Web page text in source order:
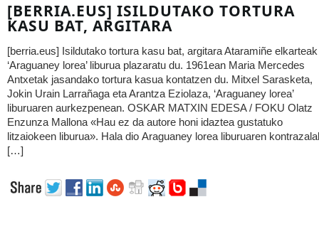
[BERRIA.EUS] ISILDUTAKO TORTURA
KASU BAT, ARGITARA
[berria.eus] Isildutako tortura kasu bat, argitara Ataramiñe elkarteak
‘Araguaney lorea’ liburua plazaratu du. 1961ean Maria Mercedes
Antxetak jasandako tortura kasua kontatzen du. Mitxel Sarasketa,
Jokin Urain Larrañaga eta Arantza Eziolaza, ‘Araguaney lorea’
liburuaren aurkezpenean. OSKAR MATXIN EDESA / FOKU Olatz
Enzunza Mallona «Hau ez da autore honi idaztea gustatuko
litzaiokeen liburua». Hala dio Araguaney lorea liburuaren
[…]